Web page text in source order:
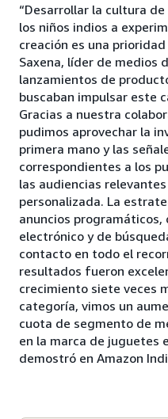
“Desarrollar la cultura
los niños indios a
creación es una
Saxena, líder de medios
lanzamientos de
buscaban impulsar este
Gracias a nuestra
pudimos aprovechar la
primera mano y las
correspondientes a los
las audiencias
personalizada. La
anuncios programáticos,
electrónico y de
contacto en todo el
resultados fueron
crecimiento siete veces
categoría, vimos un
cuota de segmento de
en la marca de juguetes
demostró en Amazon